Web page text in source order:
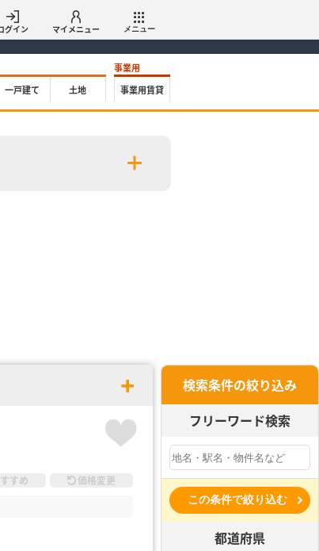
グイン マイメニュー メニュー
一戸建て 土地
事業用
事業用賃貸
すめ 価格変更
検索条件の絞り込み
フリーワード検索
この条件で絞り込む
都道府県